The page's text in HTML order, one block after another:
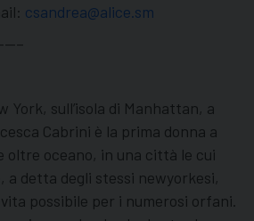
csandrea@alice.sm
York, sull’isola di Manhattan, a
Cabrini è la prima donna a
oltre oceano, in una città le cui
a detta degli stessi newyorkesi,
vita possibile per i numerosi orfani.